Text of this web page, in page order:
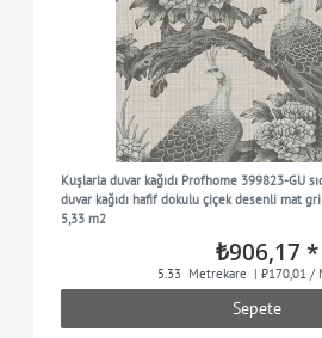
Kuşlarla duvar kağıdı Profhome 399823-GU
duvar kağıdı hafif dokulu çiçek desenli mat
5,33 m2
₺906,17 *
5.33 Metrekare | ₺170,01 /
Sepete